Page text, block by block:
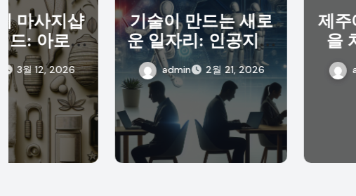
기술이 만드는 새로
운 일자리: 인공지능
의 역할과 미래
admin 2월 21, 2026
제주에서 몸과 마음
을 치유하는 방법
admin 6월 11, 2026